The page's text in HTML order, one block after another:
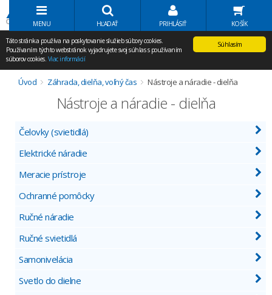
Volať Agem
MENU HĽADAŤ PRIHLÁSIŤ KOŠÍK
Súhlasím
Táto stránka používa na poskytovanie služieb súbory cookies.
Používaním týchto webstránok vyjadrujete svoj súhlas s používaním
súborov cookies. Viac informácií
Úvod Záhrada, dielňa, voľný čas Nástroje a náradie - dielňa
Nástroje a náradie - dielňa
Čelovky (svietidlá)
Elektrické náradie
Meracie prístroje
Ochranné pomôcky
Ručné náradie
Ručné svietidlá
Samonivelácia
Svetlo do dielne